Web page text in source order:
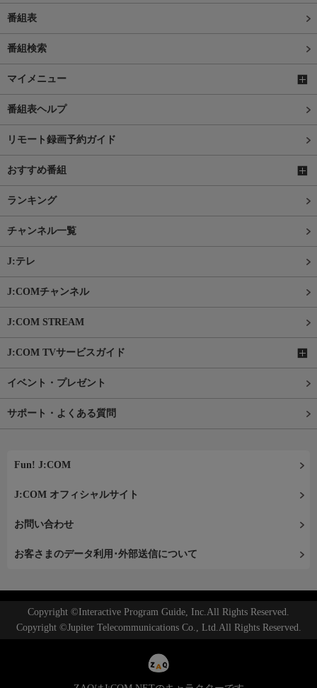
番組表
番組検索
マイメニュー
番組表ヘルプ
リモート録画予約ガイド
おすすめ番組
ランキング
チャンネル一覧
J:テレ
J:COMチャンネル
J:COM STREAM
J:COM TVサービスガイド
イベント・プレゼント
サポート・よくある質問
Fun! J:COM
J:COM オフィシャルサイト
お問い合わせ
お客さまのデータ利用･外部送信について
Copyright ©Interactive Program Guide, Inc.All Rights Reserved.
Copyright ©Jupiter Telecommunications Co., Ltd.All Rights Reserved.